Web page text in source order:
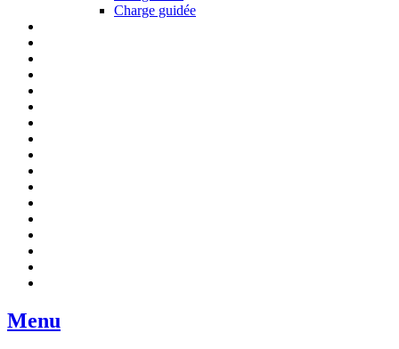
Charge guidée
Menu